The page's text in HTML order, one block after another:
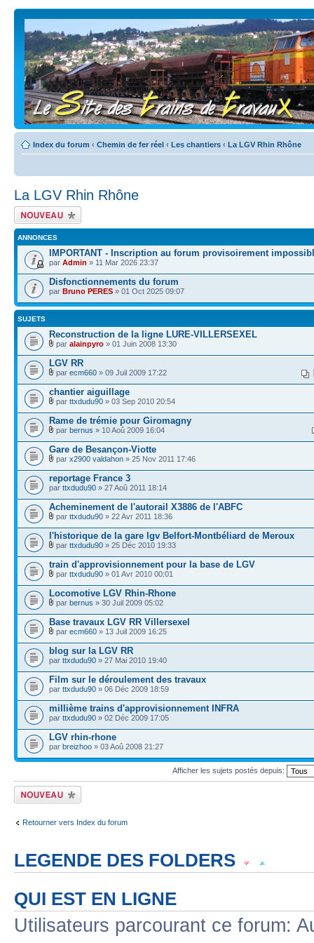
Index du forum ‹ Chemin de fer réel ‹ Les chantiers ‹ La LGV Rhin Rhône
La LGV Rhin Rhône
Écrire un nouveau
sujet
ANNONCES
IMPORTANT - Inscription au forum provisoirement
par Admin » 11 Mar 2026 23:37
Disfonctionnements du forum
par Bruno PERES » 01 Oct 2025 09:07
SUJETS
Reconstruction de la ligne LURE-VILLERSEXEL
par alainpyro » 01 Juin 2008 13:30
LGV RR
par ecm660 » 09 Juil 2009 17:22
chantier aiguillage
par ttxdudu90 » 03 Sep 2010 20:54
Rame de trémie pour Giromagny
par bernus » 10 Aoû 2009 16:04
Gare de Besançon-Viotte
par x2900 valdahon » 25 Nov 2011 17:46
reportage France 3
par ttxdudu90 » 27 Aoû 2011 18:14
Acheminement de l'autorail X3886 de l'ABFC
par ttxdudu90 » 22 Avr 2011 18:36
l'historique de la gare lgv Belfort-Montbéliard de Meroux
par ttxdudu90 » 25 Déc 2010 19:33
train d'approvisionnement pour la base de LGV
par ttxdudu90 » 01 Avr 2010 00:01
Locomotive LGV Rhin-Rhone
par bernus » 30 Juil 2009 05:02
Base travaux LGV RR Villersexel
par ecm660 » 13 Juil 2009 16:25
blog sur la LGV RR
par ttxdudu90 » 27 Mai 2010 19:40
Film sur le déroulement des travaux
par ttxdudu90 » 06 Déc 2009 18:59
millième trains d'approvisionnement INFRA
par ttxdudu90 » 02 Déc 2009 17:05
LGV rhin-rhone
par breizhoo » 03 Aoû 2008 21:27
Afficher les sujets postés depuis:
Écrire un nouveau
sujet
Retourner vers Index du forum
LEGENDE DES FOLDERS
Sujet populaire lu Sujet lu fermé Sujet lu fermé dans lequel j'ai posté
QUI EST EN LIGNE
Utilisateurs parcourant ce forum: